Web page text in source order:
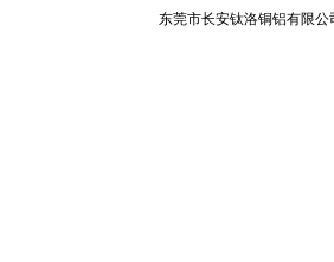
东莞市长安钛洛铜铝有限公